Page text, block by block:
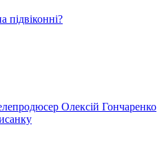
підвіконні?
Олексій Гончаренко